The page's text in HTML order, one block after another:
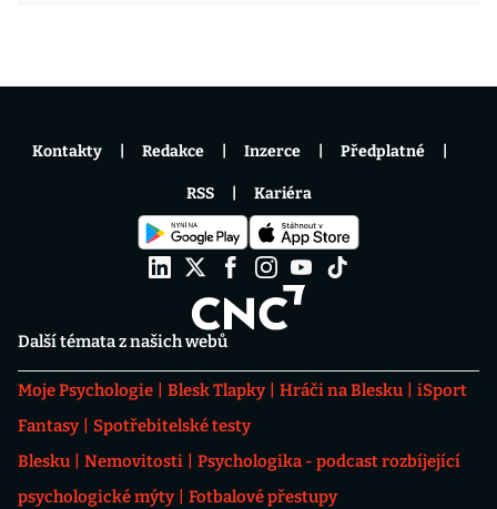
Další témata z našich webů
Moje Psychologie Blesk Tlapky Hráči na Blesku
iSport
Fantasy
Spotřebitelské testy
Blesku
Nemovitosti
Psychologika - podcast rozbíjející
psychologické mýty
Fotbalové přestupy
Kontakty Redakce Inzerce Předplatné
RSS Kariéra